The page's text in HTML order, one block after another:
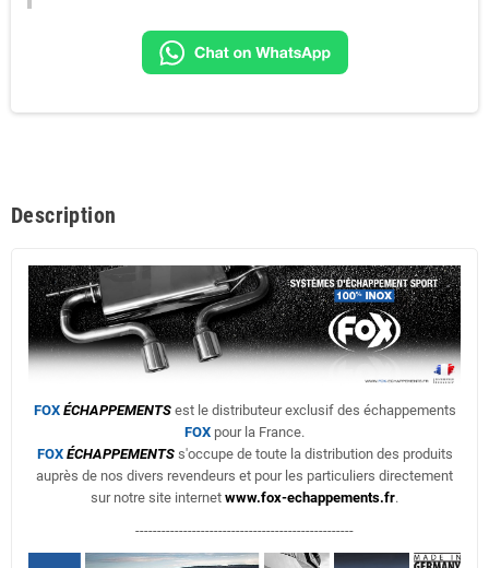
Description
FOX ÉCHAPPEMENTSest le distributeur exclusif des échappements
FOX pour la France.
FOX ÉCHAPPEMENTSs'occupe de toute la distribution des produits
auprès de nos divers revendeurs et pour les particuliers directement
sur notre site internet www.fox-echappements.fr.
--------------------------------------------------